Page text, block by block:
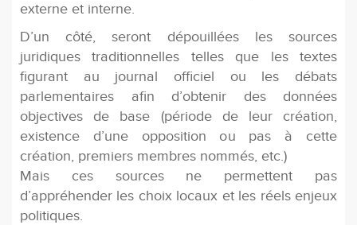
externe et interne.
D’un côté, seront dépouillées les sources
juridiques traditionnelles telles que les textes
figurant au journal officiel ou les débats
parlementaires afin d’obtenir des données
objectives de base (période de leur création,
existence d’une opposition ou pas à cette
création, premiers membres nommés, etc.)
Mais ces sources ne permettent pas
d’appréhender les choix locaux et les réels enjeux
politiques.